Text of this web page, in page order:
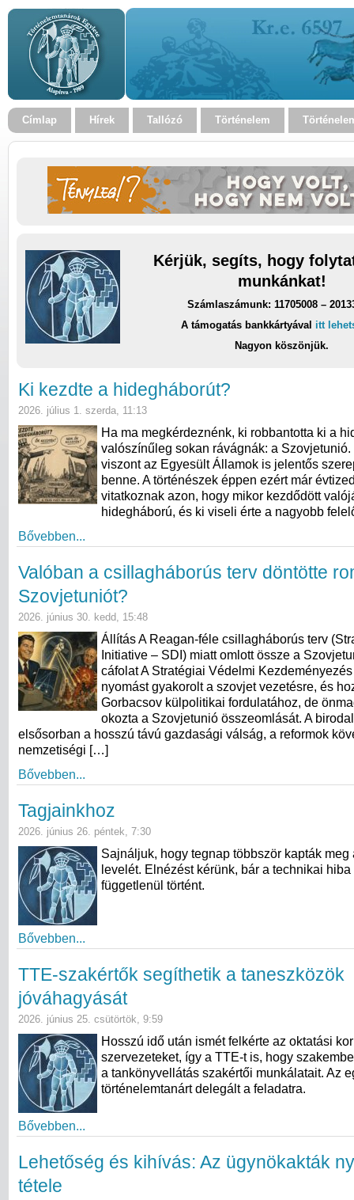
Címlap Hírek Tallózó Történelem
Kérjük, segíts, hogy
munkánkat!
Számlaszámunk: 11705008 –
A támogatás bankkártyával itt
Nagyon köszönjük.
Ki kezdte a hidegháborút?
2026. július 1. szerda, 11:13
Ha ma megkérdeznénk, ki robbantotta ki a
valószínűleg sokan rávágnák: a Szovjetunió.
viszont az Egyesült Államok is jelentős
benne. A történészek éppen ezért már
vitatkoznak azon, hogy mikor kezdődött
hidegháború, és ki viseli érte a nagyobb
Bővebben...
Valóban a csillagháborús terv döntötte
Szovjetuniót?
2026. június 30. kedd, 15:48
Állítás A Reagan-féle csillagháborús terv
Initiative – SDI) miatt omlott össze a
cáfolat A Stratégiai Védelmi
nyomást gyakorolt a szovjet vezetésre, és
Gorbacsov külpolitikai fordulatához, de
okozta a Szovjetunió összeomlását. A
elsősorban a hosszú távú gazdasági válság, a reformok
nemzetiségi […]
Bővebben...
Tagjainkhoz
2026. június 26. péntek, 7:30
Sajnáljuk, hogy tegnap többször kapták meg
levelét. Elnézést kérünk, bár a technikai
függetlenül történt.
Bővebben...
TTE-szakértők segíthetik a taneszközök
jóváhagyását
2026. június 25. csütörtök, 9:59
Hosszú idő után ismét felkérte az oktatási
szervezeteket, így a TTE-t is, hogy
a tankönyvellátás szakértői munkálatait. Az
történelemtanárt delegált a feladatra.
Bővebben...
Lehetőség és kihívás: Az ügynökakták
tétele